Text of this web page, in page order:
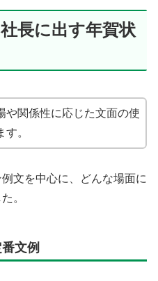
長に出す年賀状
や関係性に応じた文面の使
。
文を中心に、どんな場面に
。
文例